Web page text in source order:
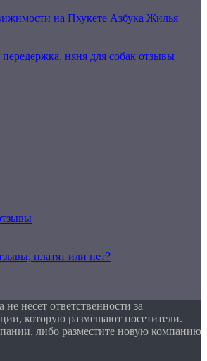
на Пхукете Азбука Жилья
няня для собак отзывы
платят или нет?
несет ответственности за
которую размещают посетители.
либо разместите новую компанию